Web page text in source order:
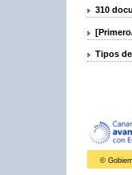
310
Tipos
©